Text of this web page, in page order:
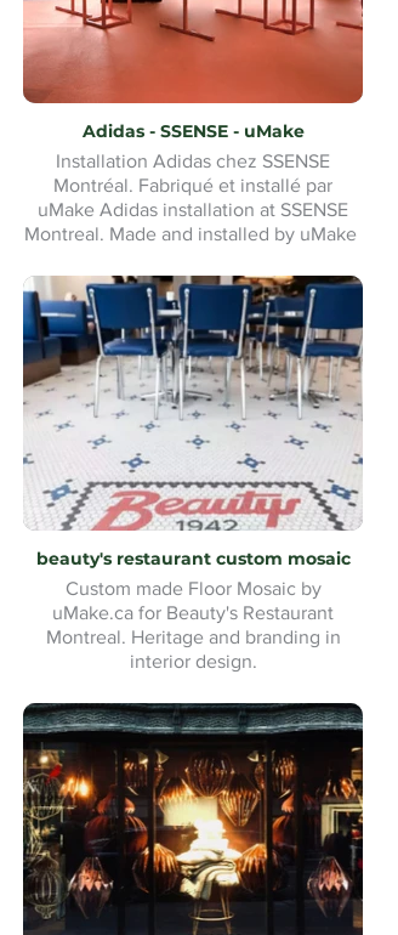
Adidas - SSENSE - uMake
Installation Adidas chez SSENSE
Montréal. Fabriqué et installé par
uMake Adidas installation at SSENSE
Montreal. Made and installed by uMake
beauty's restaurant custom mosaic
Custom made Floor Mosaic by
uMake.ca for Beauty's Restaurant
Montreal. Heritage and branding in
interior design.